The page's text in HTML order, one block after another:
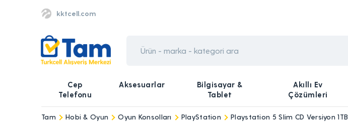
kktcell.com
Cep
Telefonu
Aksesuarlar
Bilgisayar &
Tablet
Akıllı Ev
Çözümleri
Tam Hobi & Oyun Oyun Konsolları PlayStation Playstation 5 Slim CD Versiyon 1TB